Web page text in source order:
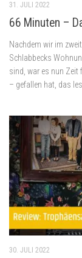
31. JULI 2022
66 Minuten –
Nachdem wir im
Schlabbecks
sind, war es nun Zeit
– gefallen hat, das
30. JULI 2022